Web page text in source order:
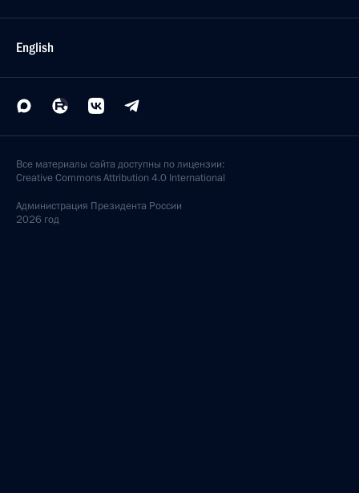
English
Все материалы сайта доступны по лицензии:
Creative Commons Attribution 4.0 International
Администрация Президента России
2026 год